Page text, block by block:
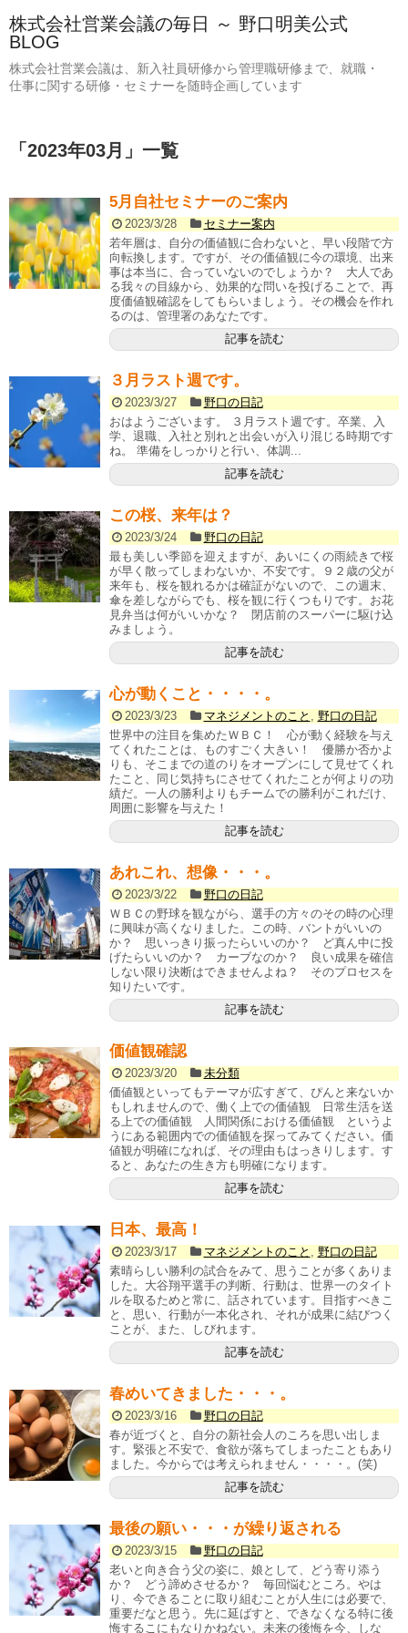
株式会社営業会議の毎日 ～ 野口明美公式
BLOG
株式会社営業会議は、新入社員研修から管理職研修まで、就職・
仕事に関する研修・セミナーを随時企画しています
「 2023年03月 」 一覧
5月自社セミナーのご案内
2023/3/28
セミナー案内
若年層は、自分の価値観に合わないと、早い段階で方
向転換します。ですが、その価値観に今の環境、出来
事は本当に、合っていないのでしょうか？ 大人であ
る我々の目線から、効果的な問いを投げることで、再
度価値観確認をしてもらいましょう。その機会を作れ
るのは、管理署のあなたです。
記事を読む
３月ラスト週です。
2023/3/27
野口の日記
おはようございます。 ３月ラスト週です。卒業、入
学、退職、入社と別れと出会いが入り混じる時期です
ね。 準備をしっかりと行い、体調...
記事を読む
この桜、来年は？
2023/3/24
野口の日記
最も美しい季節を迎えますが、あいにくの雨続きで桜
が早く散ってしまわないか、不安です。９２歳の父が
来年も、桜を観れるかは確証がないので、この週末、
傘を差しながらでも、桜を観に行くつもりです。お花
見弁当は何がいいかな？ 閉店前のスーパーに駆け込
みましょう。
記事を読む
心が動くこと・・・・。
2023/3/23 マネジメントのこと
野口の日記
世界中の注目を集めたＷＢＣ！ 心が動く経験を与え
てくれたことは、ものすごく大きい！ 優勝か否かよ
りも、そこまでの道のりをオープンにして見せてくれ
たこと、同じ気持ちにさせてくれたことが何よりの功
績だ。一人の勝利よりもチームでの勝利がこれだけ、
周囲に影響を与えた！
記事を読む
あれこれ、想像・・・。
2023/3/22
野口の日記
ＷＢＣの野球を観ながら、選手の方々のその時の心理
に興味が高くなりました。この時、バントがいいの
か？ 思いっきり振ったらいいのか？ ど真ん中に投
げたらいいのか？ カーブなのか？ 良い成果を確信
しない限り決断はできませんよね？ そのプロセスを
知りたいです。
記事を読む
価値観確認
2023/3/20
未分類
価値観といってもテーマが広すぎて、ぴんと来ないか
もしれませんので、働く上での価値観 日常生活を送
る上での価値観 人間関係における価値観 というよ
うにある範囲内での価値観を探ってみてください。価
値観が明確になれば、その理由もはっきりします。す
ると、あなたの生き方も明確になります。
記事を読む
日本、最高！
2023/3/17 マネジメントのこと
野口の日記
素晴らしい勝利の試合をみて、思うことが多くありま
した。大谷翔平選手の判断、行動は、世界一のタイト
ルを取るためと常に、話されています。目指すべきこ
と、思い、行動が一本化され、それが成果に結びつく
ことが、また、しびれます。
記事を読む
春めいてきました・・・。
2023/3/16
野口の日記
春が近づくと、自分の新社会人のころを思い出しま
す。緊張と不安で、食欲が落ちてしまったこともあり
ました。今からでは考えられません・・・・。(笑)
記事を読む
最後の願い・・・が繰り返される
2023/3/15
野口の日記
老いと向き合う父の姿に、娘として、どう寄り添う
か？ どう諦めさせるか？ 毎回悩むところ。やは
り、今できることに取り組むことが人生には必要で、
重要だなと思う。先に延ばすと、できなくなる特に後
悔するこにもなりかねない。未来の後悔を今、しな